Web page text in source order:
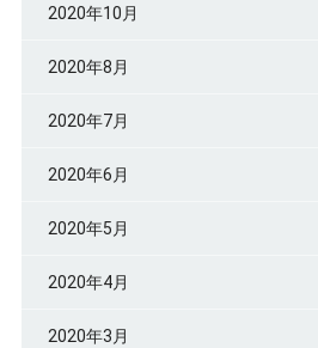
2020年10月
2020年8月
2020年7月
2020年6月
2020年5月
2020年4月
2020年3月